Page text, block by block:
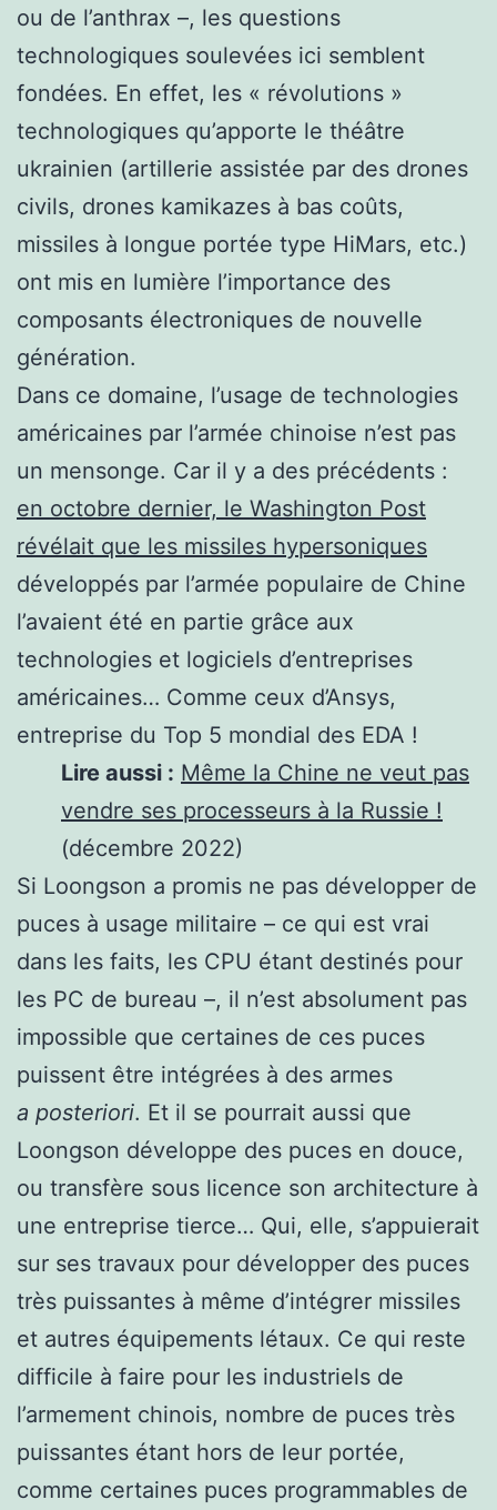
ou de l’anthrax –, les questions
technologiques soulevées ici semblent
fondées. En effet, les « révolutions »
technologiques qu’apporte le théâtre
ukrainien (artillerie assistée par des drones
civils, drones kamikazes à bas coûts,
missiles à longue portée type HiMars, etc.)
ont mis en lumière l’importance des
composants électroniques de nouvelle
génération.
Dans ce domaine, l’usage de technologies
américaines par l’armée chinoise n’est pas
un mensonge. Car il y a des précédents :
en octobre dernier, le Washington Post
révélait que les missiles hypersoniques
développés par l’armée populaire de Chine
l’avaient été en partie grâce aux
technologies et logiciels d’entreprises
américaines… Comme ceux d’Ansys,
entreprise du Top 5 mondial des EDA !
Lire aussi : Même la Chine ne veut pas
vendre ses processeurs à la Russie !
(décembre 2022)
Si Loongson a promis ne pas développer de
puces à usage militaire – ce qui est vrai
dans les faits, les CPU étant destinés pour
les PC de bureau –, il n’est absolument pas
impossible que certaines de ces puces
puissent être intégrées à des armes
a posteriori. Et il se pourrait aussi que
Loongson développe des puces en douce,
ou transfère sous licence son architecture à
une entreprise tierce… Qui, elle, s’appuierait
sur ses travaux pour développer des puces
très puissantes à même d’intégrer missiles
et autres équipements létaux. Ce qui reste
difficile à faire pour les industriels de
l’armement chinois, nombre de puces très
puissantes étant hors de leur portée,
comme certaines puces programmables de